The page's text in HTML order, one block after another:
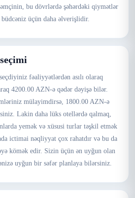
bu dövrlərdə şəhərdəki qiymətlər
üçün daha əlverişlidir.
fəaliyyətlərdən asılı olaraq
4200.00 AZN-ə qədər dəyişə bilər.
mülayimdirsə, 1800.00 AZN-ə
Lakin daha lüks otellərdə qalmaq,
yemək və xüsusi turlar təşkil etmək
ictimai nəqliyyat çox rahatdır və bu da
kömək edir. Sizin üçün ən uyğun olan
uyğun bir səfər planlaya bilərsiniz.